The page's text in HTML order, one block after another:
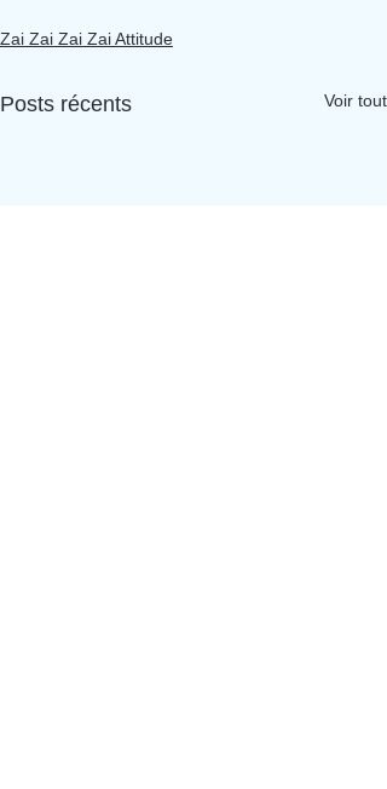
Zai Zai Zai Zai Attitude
Posts récents Voir tout